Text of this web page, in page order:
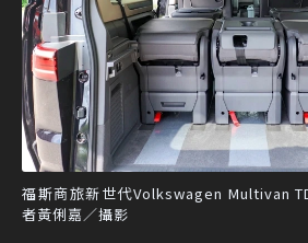
福斯商旅新世代Volkswagen Multivan
者黃俐嘉／攝影